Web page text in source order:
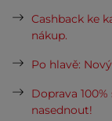
Cashback ke
nákup.
Po hlavě:
Doprava
nasednout!